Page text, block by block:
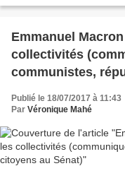
Emmanuel
collectivités (communiqué des élus
communistes,
Sénat)
Publié le 18/07/2017 à 11:43
Par Véronique Mahé